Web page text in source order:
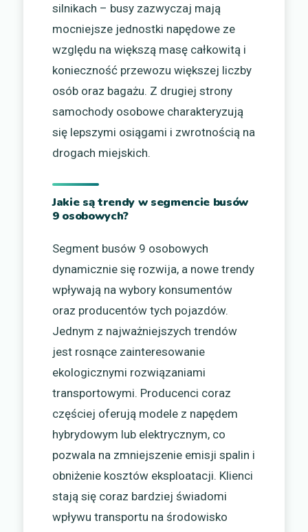
silnikach – busy zazwyczaj mają
mocniejsze jednostki napędowe ze
względu na większą masę całkowitą i
konieczność przewozu większej liczby
osób oraz bagażu. Z drugiej strony
samochody osobowe charakteryzują
się lepszymi osiągami i zwrotnością na
drogach miejskich.
Jakie są trendy w segmencie busów
9 osobowych?
Segment busów 9 osobowych
dynamicznie się rozwija, a nowe trendy
wpływają na wybory konsumentów
oraz producentów tych pojazdów.
Jednym z najważniejszych trendów
jest rosnące zainteresowanie
ekologicznymi rozwiązaniami
transportowymi. Producenci coraz
częściej oferują modele z napędem
hybrydowym lub elektrycznym, co
pozwala na zmniejszenie emisji spalin i
obniżenie kosztów eksploatacji. Klienci
stają się coraz bardziej świadomi
wpływu transportu na środowisko